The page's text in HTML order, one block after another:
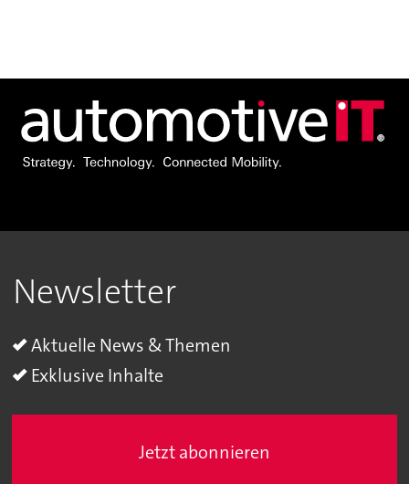
Newsletter
Aktuelle News & Themen
Exklusive Inhalte
Jetzt abonnieren